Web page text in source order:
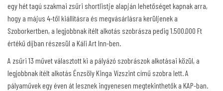
egy hét tagú szakmai zsűri shortlistje alapján lehetőséget kapnak arra,
hogy a május 4-től kiállításra és megvásárlásra kerüljenek a
Szoborkertben, a legjobbnak ítélt alkotás szobrásza pedig 1.500.000 Ft
értékű díjban részesül a Káli Art Inn-ben.
A zsűri 13 művet választott ki a pályázó szobrászok alkotásai közül, a
legjobbnak ítélt alkotás Énzsöly Kinga Vízszint című szobra lett. A
pályaművek egy éven át lesznek ingyenesen megtekinthetők a KAP-ban.